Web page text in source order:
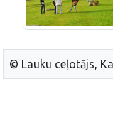
© Lauku ceļotājs,